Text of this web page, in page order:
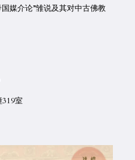
媒介论”雏说及其对中古佛教
室